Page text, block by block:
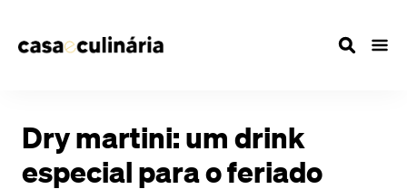
Dry martini: um drink
especial para o feriado